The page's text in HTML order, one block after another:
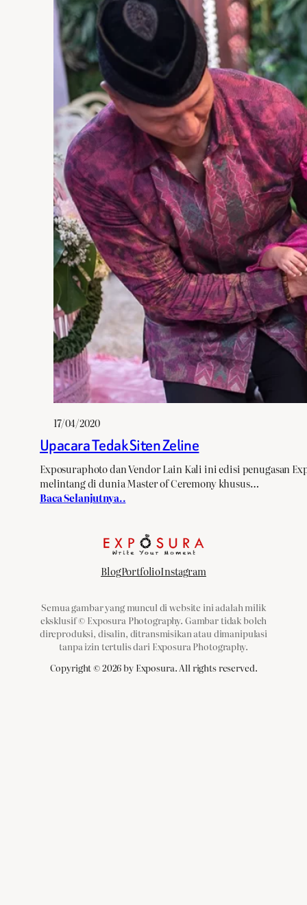
17/04/2020
Upacara Tedak Siten Zeline
Exposuraphoto dan Vendor Lain Kali ini edisi penugasan
melintang di dunia Master of Ceremony khusus…
Baca Selanjutnya..
BlogPortfolioInstagram
Semua gambar yang muncul di website ini adalah milik
eksklusif © Exposura Photography. Gambar tidak boleh
direproduksi, disalin, ditransmisikan atau dimanipulasi
tanpa izin tertulis dari Exposura Photography.
Copyright ©2026by Exposura. All rights reserved.